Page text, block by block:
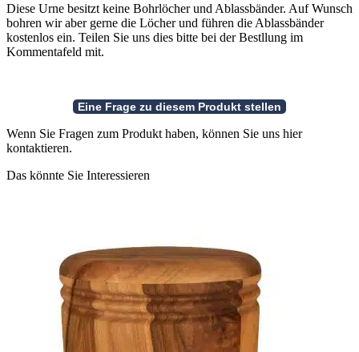
Diese Urne besitzt keine Bohrlöcher und Ablassbänder. Auf Wunsch
bohren wir aber gerne die Löcher und führen die Ablassbänder
kostenlos ein. Teilen Sie uns dies bitte bei der Bestllung im
Kommentafeld mit.
Wenn Sie Fragen zum Produkt haben, können Sie uns hier
kontaktieren.
Das könnte Sie Interessieren